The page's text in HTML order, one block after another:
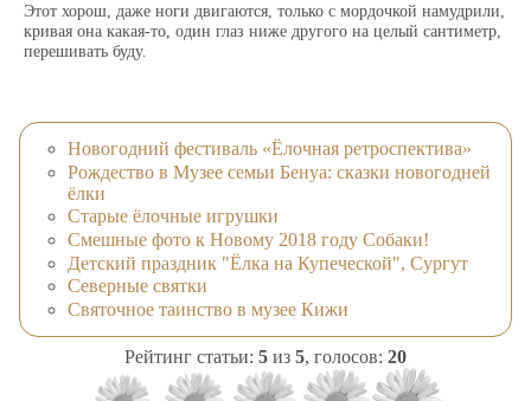
Этот хорош, даже ноги двигаются, только с мордочкой намудрили,
кривая она какая-то, один глаз ниже другого на целый сантиметр,
перешивать буду.
Новогодний фестиваль «Ёлочная ретроспектива»
Рождество в Музее семьи Бенуа: cказки новогодней
ёлки
Старые ёлочные игрушки
Смешные фото к Новому 2018 году Собаки!
Детский праздник "Ёлка на Купеческой", Сургут
Северные святки
Святочное таинство в музее Кижи
Рейтинг статьи: 5 из 5, голосов: 20